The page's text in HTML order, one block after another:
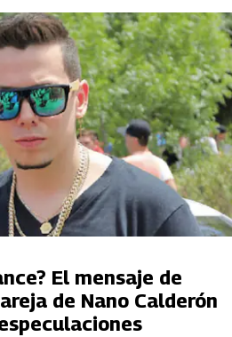
El mensaje de
de Nano Calderón